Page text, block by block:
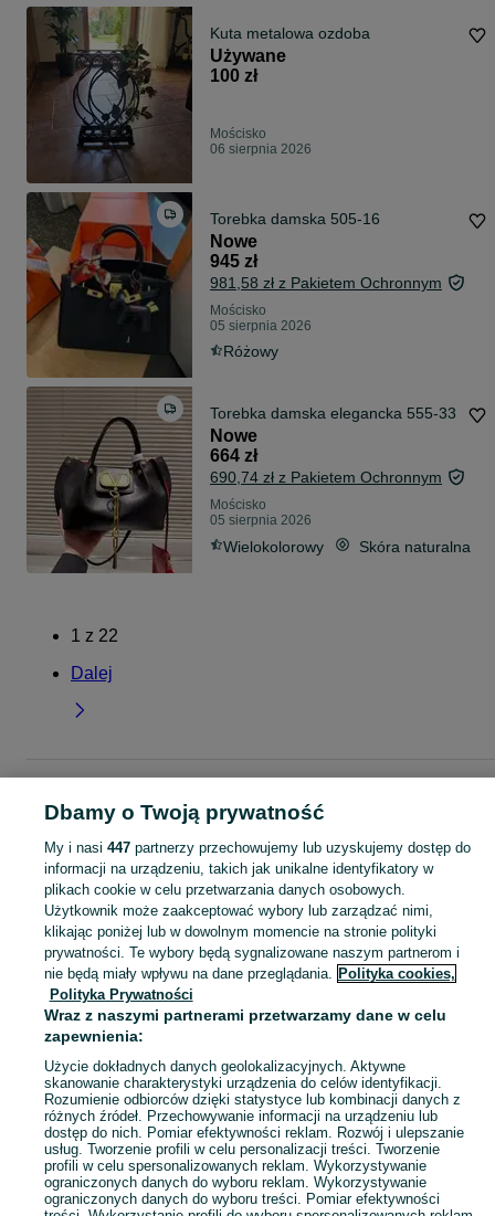
Kuta metalowa ozdoba
Używane
100 zł
Mościsko
06 sierpnia 2026
Torebka damska 505-16
Nowe
945 zł
981,58 zł z Pakietem Ochronnym
Mościsko
05 sierpnia 2026
Różowy
Torebka damska elegancka 555-33
Nowe
664 zł
690,74 zł z Pakietem Ochronnym
Mościsko
05 sierpnia 2026
Wielokolorowy Skóra naturalna
1 z 22
Dalej
KATEGORIA
Mapa kategorii
Mapa miejscowości
Mapa ministron
Popularne wyszukiwania
Dbamy o Twoją prywatność
My i nasi 447partnerzy przechowujemy lub uzyskujemy dostęp do
informacji na urządzeniu, takich jak unikalne identyfikatory w
plikach cookie w celu przetwarzania danych osobowych.
Użytkownik może zaakceptować wybory lub zarządzać nimi,
klikając poniżej lub w dowolnym momencie na stronie polityki
prywatności. Te wybory będą sygnalizowane naszym partnerom i
nie będą miały wpływu na dane przeglądania. Polityka cookies,
Polityka Prywatności
Wraz z naszymi partnerami przetwarzamy dane w celu
zapewnienia:
Użycie dokładnych danych geolokalizacyjnych. Aktywne
skanowanie charakterystyki urządzenia do celów identyfikacji.
Rozumienie odbiorców dzięki statystyce lub kombinacji danych z
różnych źródeł. Przechowywanie informacji na urządzeniu lub
dostęp do nich. Pomiar efektywności reklam. Rozwój i ulepszanie
usług. Tworzenie profili w celu personalizacji treści. Tworzenie
profili w celu spersonalizowanych reklam. Wykorzystywanie
ograniczonych danych do wyboru reklam. Wykorzystywanie
ograniczonych danych do wyboru treści. Pomiar efektywności